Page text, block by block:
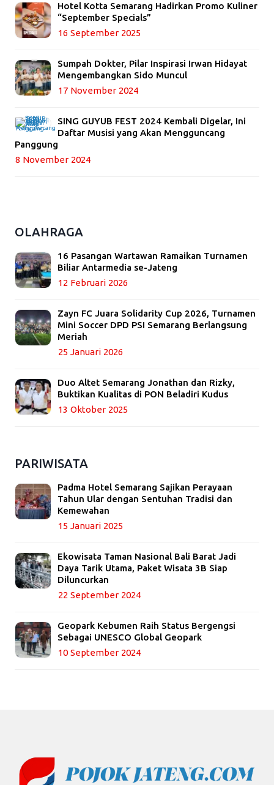
Hotel Kotta Semarang Hadirkan Promo Kuliner
“September Specials”
16 September 2025
Sumpah Dokter, Pilar Inspirasi Irwan Hidayat
Mengembangkan Sido Muncul
17 November 2024
SING GUYUB FEST 2024 Kembali Digelar, Ini
Daftar Musisi yang Akan Mengguncang
Panggung
8 November 2024
OLAHRAGA
16 Pasangan Wartawan Ramaikan Turnamen
Biliar Antarmedia se-Jateng
12 Februari 2026
Zayn FC Juara Solidarity Cup 2026, Turnamen
Mini Soccer DPD PSI Semarang Berlangsung
Meriah
25 Januari 2026
Duo Altet Semarang Jonathan dan Rizky,
Buktikan Kualitas di PON Beladiri Kudus
13 Oktober 2025
PARIWISATA
Padma Hotel Semarang Sajikan Perayaan
Tahun Ular dengan Sentuhan Tradisi dan
Kemewahan
15 Januari 2025
Ekowisata Taman Nasional Bali Barat Jadi
Daya Tarik Utama, Paket Wisata 3B Siap
Diluncurkan
22 September 2024
Geopark Kebumen Raih Status Bergengsi
Sebagai UNESCO Global Geopark
10 September 2024